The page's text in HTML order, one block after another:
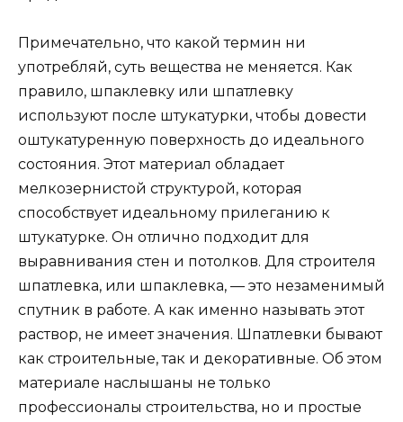
Примечательно, что какой термин ни
употребляй, суть вещества не меняется. Как
правило, шпаклевку или шпатлевку
используют после штукатурки, чтобы довести
оштукатуренную поверхность до идеального
состояния. Этот материал обладает
мелкозернистой структурой, которая
способствует идеальному прилеганию к
штукатурке. Он отлично подходит для
выравнивания стен и потолков. Для строителя
шпатлевка, или шпаклевка, — это незаменимый
спутник в работе. А как именно называть этот
раствор, не имеет значения. Шпатлевки бывают
как строительные, так и декоративные. Об этом
материале наслышаны не только
профессионалы строительства, но и простые